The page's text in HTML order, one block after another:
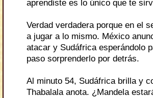
aprendiste es lo único que te
Verdad verdadera porque en el
a jugar a lo mismo. México
atacar y Sudáfrica esperándolo
paso sorprenderlo por detrás.
Al minuto 54, Sudáfrica brilla y
Thabalala anota. ¿Mandela